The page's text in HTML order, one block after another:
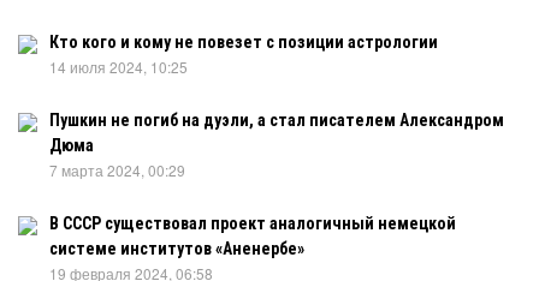
Кто кого и кому не повезет с позиции астрологии
14 июля 2024, 10:25
Пушкин не погиб на дуэли, а стал писателем Александром
Дюма
7 марта 2024, 00:29
В СССР существовал проект аналогичный немецкой
системе институтов «Аненербе»
19 февраля 2024, 06:58